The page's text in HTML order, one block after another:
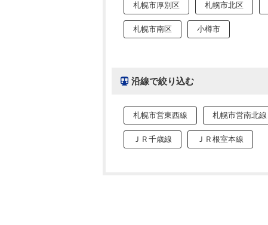
札幌市厚別区 札幌市北区
札幌市南区 小樽市
沿線で絞り込む
札幌市営東西線 札幌市営南北線
ＪＲ千歳線 ＪＲ根室本線